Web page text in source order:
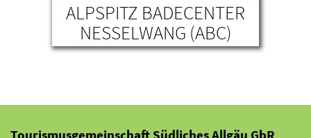
ALPSPITZ BADECENTER
NESSELWANG (ABC)
Tourismusgemeinschaft Südliches Allgäu GbR